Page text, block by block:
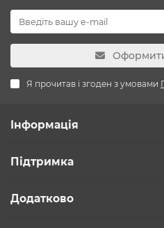
Я прочитав і згоден з умовами
Інформація
Підтримка
Додатково